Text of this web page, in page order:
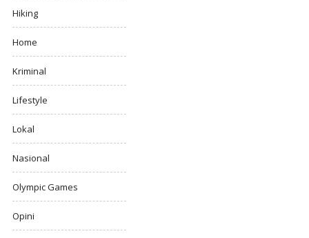
Hiking
Home
Kriminal
Lifestyle
Lokal
Nasional
Olympic Games
Opini